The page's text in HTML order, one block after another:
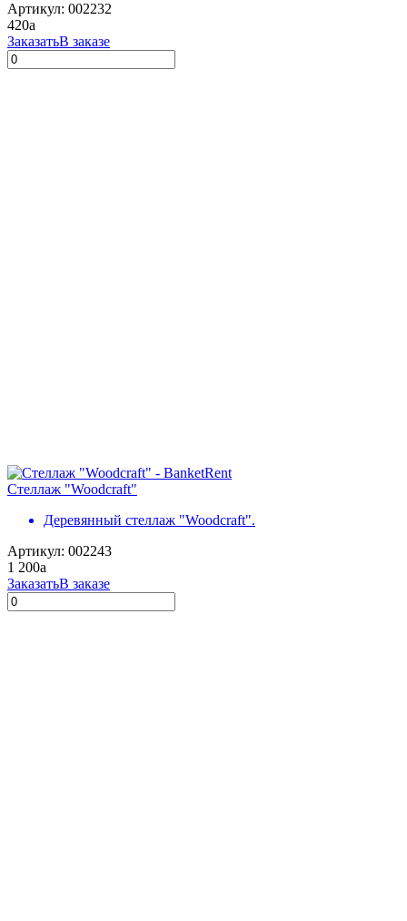
Артикул: 002232
420a
ЗаказатьВ заказе
Стеллаж "Woodcraft"
Деревянный стеллаж "Woodcraft".
Артикул: 002243
1 200a
ЗаказатьВ заказе